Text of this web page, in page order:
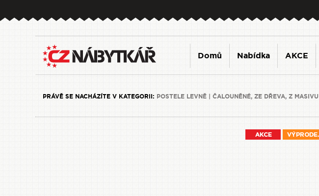
Domů Nabídka AKCE
PRÁVĚ SE NACHÁZÍTE V KATEGORII: POSTELE LEVNĚ | ČALOUNĚNÉ, ZE DŘEVA, Z MASIVU